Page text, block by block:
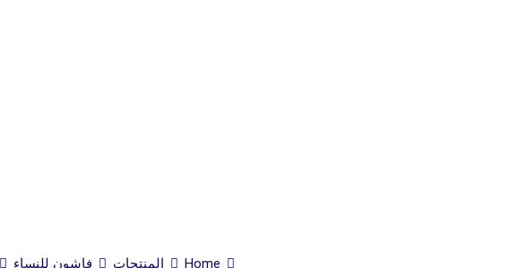
Home المنتجات فاشون للنساء